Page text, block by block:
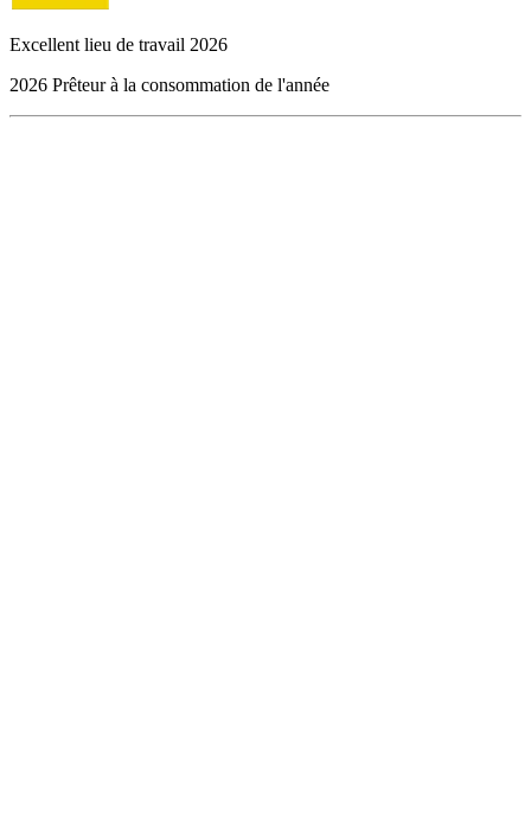
Excellent lieu de travail 2026
2026 Prêteur à la consommation de l'année